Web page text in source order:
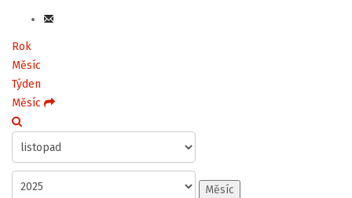
Rok
Měsíc
Týden
Měsíc
Měsíc